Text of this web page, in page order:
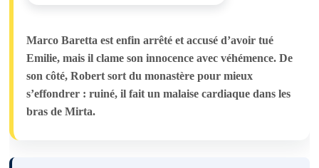
Marco Baretta est enfin arrêté et accusé d’avoir tué
Emilie, mais il clame son innocence avec véhémence. De
son côté, Robert sort du monastère pour mieux
s’effondrer : ruiné, il fait un malaise cardiaque dans les
bras de Mirta.